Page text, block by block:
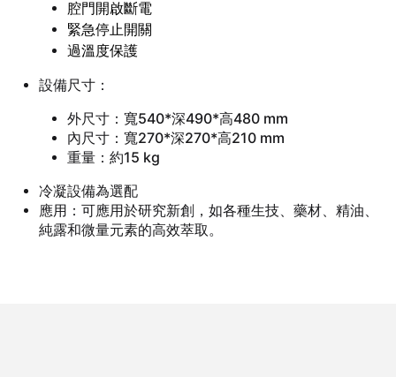
腔門開啟斷電
緊急停止開關
過溫度保護
設備尺寸：
外尺寸：寬540*深490*高480 mm
內尺寸：寬270*深270*高210 mm
重量：約15 kg
冷凝設備為選配
應用：可應用於研究新創，如各種生技、藥材、精油、
純露和微量元素的高效萃取。